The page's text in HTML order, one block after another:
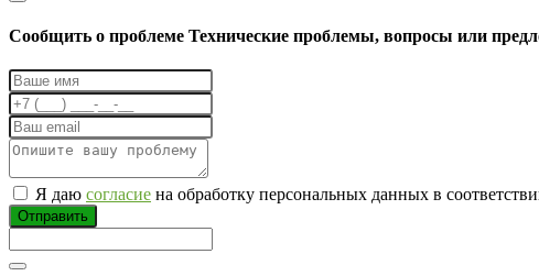
Cообщить о проблеме Технические проблемы, вопросы или
Я даю согласие на обработку персональных данных в
Отправить